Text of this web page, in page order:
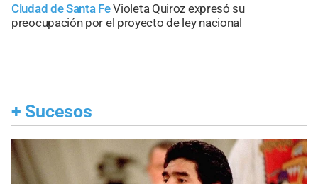
Ciudad de Santa FeVioleta Quiroz expresó su
preocupación por el proyecto de ley nacional
+ Sucesos